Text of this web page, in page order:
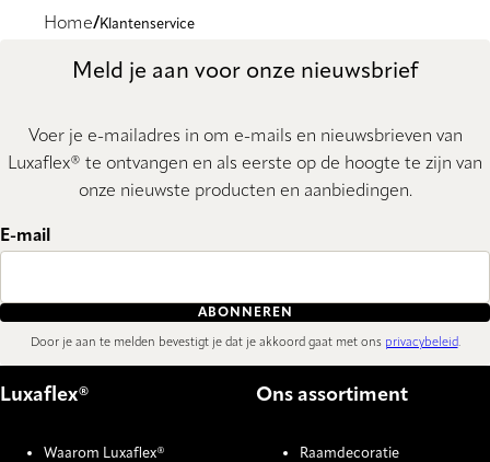
Home Klantenservice
Meld je aan voor onze nieuwsbrief
Voer je e-mailadres in om e-mails en nieuwsbrieven van
Luxaflex® te ontvangen en als eerste op de hoogte te zijn van
onze nieuwste producten en aanbiedingen.
E-mail
ABONNEREN
Door je aan te melden bevestigt je dat je akkoord gaat met ons privacybeleid.
Luxaflex®
Waarom Luxaflex®
Ons assortiment
Raamdecoratie